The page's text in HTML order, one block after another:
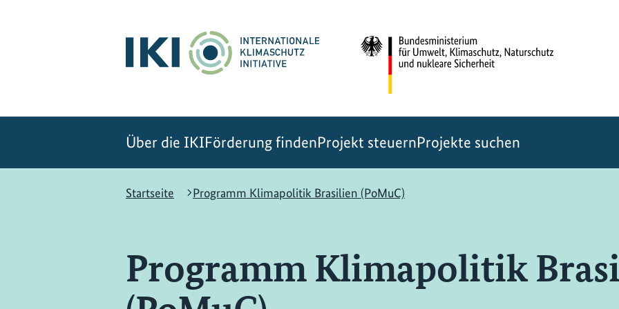
Über die IKIFörderung findenProjekt steuernProjekte suchen
Startseite
Programm Klimapolitik Brasilien (PoMuC)
Programm Klimapolitik